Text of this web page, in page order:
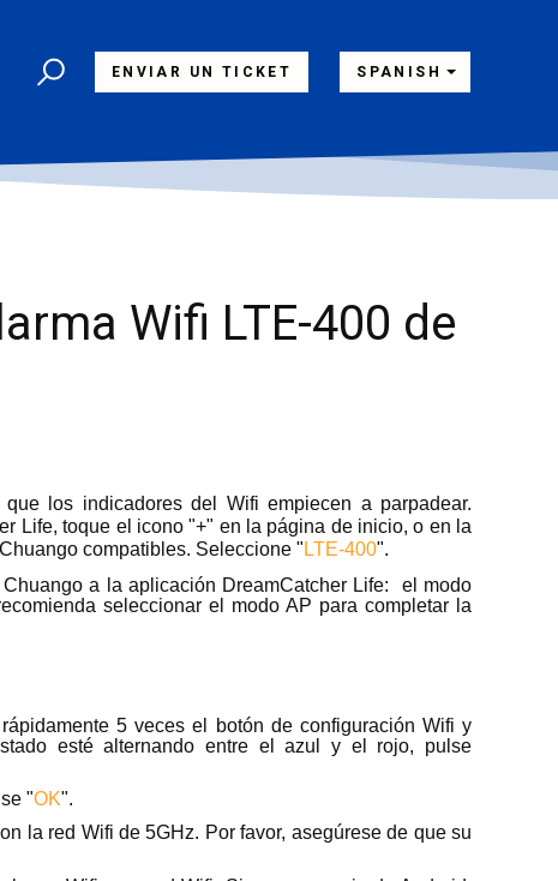
ENVIAR UN TICKET SPANISH
Wifi LTE-400 de
los indicadores del Wifi empiecen a parpadear.
Life, toque el icono "+" en la página de inicio, o en la
compatibles. Seleccione " LTE-400".
a la aplicación DreamCatcher Life: el modo
seleccionar el modo AP para completar la
5 veces el botón de configuración Wifi y
esté alternando entre el azul y el rojo, pulse
"OK".
la red Wifi de 5GHz. Por favor, asegúrese de que su